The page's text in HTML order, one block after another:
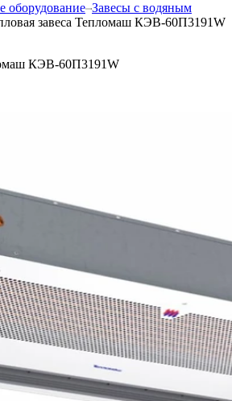
оборудование Завесы с водяным
завеса Тепломаш КЭВ-60П3191W
КЭВ-60П3191W